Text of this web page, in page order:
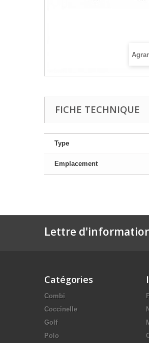
FICHE TECHNIQUE
Type
Emplacement
Lettre
Catégories
Combi
Coccinelle
Golf
Polo